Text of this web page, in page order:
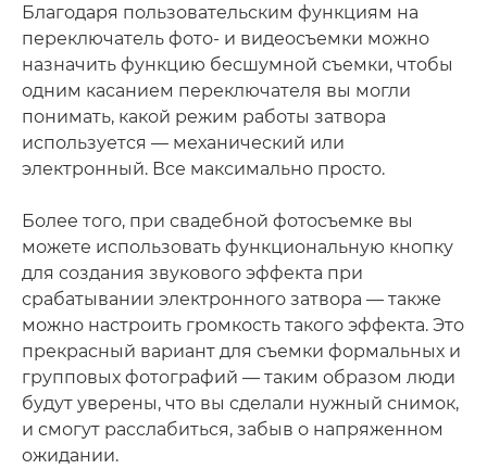
Благодаря пользовательским функциям на
переключатель фото- и видеосъемки можно
назначить функцию бесшумной съемки, чтобы
одним касанием переключателя вы могли
понимать, какой режим работы затвора
используется — механический или
электронный. Все максимально просто.
Более того, при свадебной фотосъемке вы
можете использовать функциональную кнопку
для создания звукового эффекта при
срабатывании электронного затвора — также
можно настроить громкость такого эффекта. Это
прекрасный вариант для съемки формальных и
групповых фотографий — таким образом люди
будут уверены, что вы сделали нужный снимок,
и смогут расслабиться, забыв о напряженном
ожидании.